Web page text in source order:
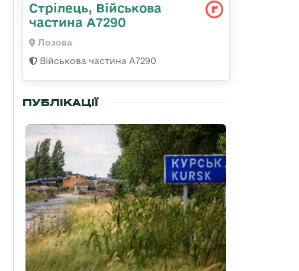
Стрілець, Військова
частина А7290
Лозова
Військова частина А7290
ПУБЛІКАЦІЇ